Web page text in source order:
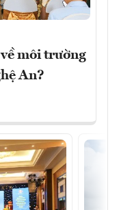
môi trường
An?